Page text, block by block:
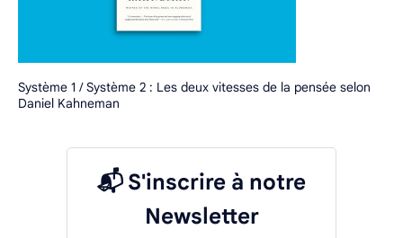
Système 1 / Système 2 : Les deux vitesses de la pensée selon
Daniel Kahneman
📬 S'inscrire à notre
Newsletter